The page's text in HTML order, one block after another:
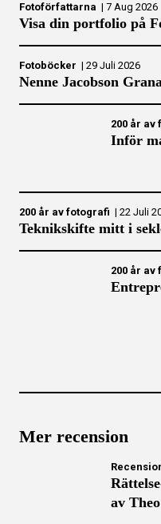
Fotoförfattarna | 7 Aug 2026
Visa din portfolio på
Fotoböcker | 29 Juli 2026
Nenne Jacobson
200 år av
Inför
200 år av fotografi | 22 Juli
Teknikskifte mitt i
200 år av
Mer recension
av